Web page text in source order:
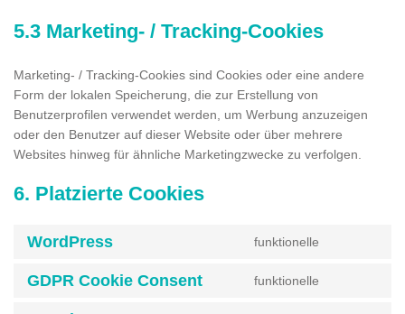
5.3 Marketing- / Tracking-Cookies
Marketing- / Tracking-Cookies sind Cookies oder eine andere
Form der lokalen Speicherung, die zur Erstellung von
Benutzerprofilen verwendet werden, um Werbung anzuzeigen
oder den Benutzer auf dieser Website oder über mehrere
Websites hinweg für ähnliche Marketingzwecke zu verfolgen.
6. Platzierte Cookies
WordPress funktionelle
GDPR Cookie Consent funktionelle